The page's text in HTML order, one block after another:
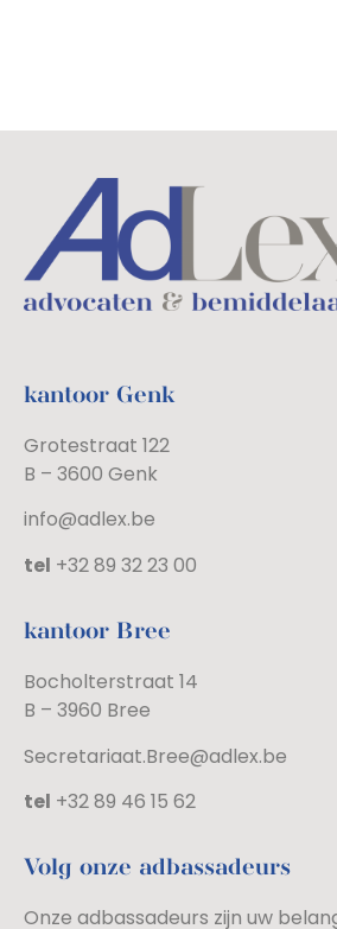
kantoor Genk
Grotestraat 122
B – 3600 Genk
info@adlex.be
tel +32 89 32 23 00
kantoor Bree
Bocholterstraat 14
B – 3960 Bree
Secretariaat.Bree@adlex.be
tel +32 89 46 15 62
Volg onze adbassadeurs
Onze adbassadeurs zijn uw